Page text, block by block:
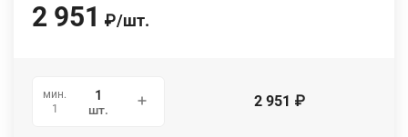
2 951 ₽/шт.
мин.
1
шт. 2 951 ₽